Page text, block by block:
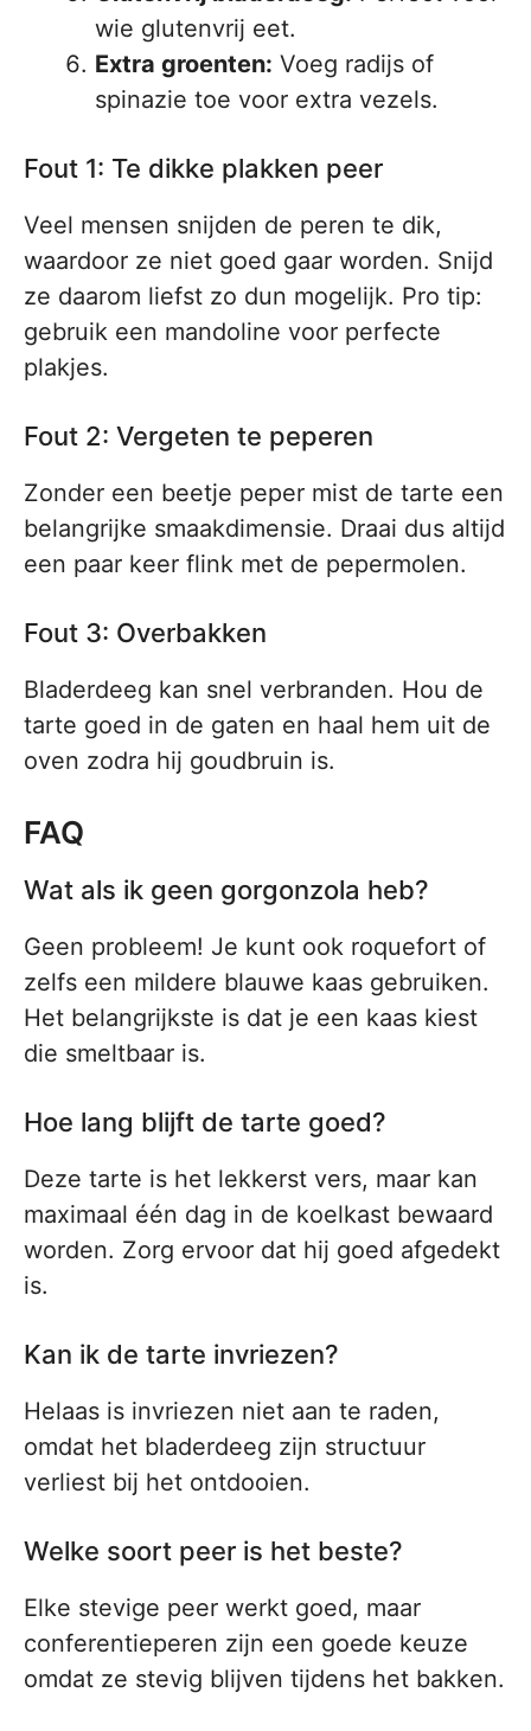
wie glutenvrij eet.
Extra groenten: Voeg radijs of
spinazie toe voor extra vezels.
Fout 1: Te dikke plakken peer
Veel mensen snijden de peren te dik,
waardoor ze niet goed gaar worden. Snijd
ze daarom liefst zo dun mogelijk. Pro tip:
gebruik een mandoline voor perfecte
plakjes.
Fout 2: Vergeten te peperen
Zonder een beetje peper mist de tarte een
belangrijke smaakdimensie. Draai dus altijd
een paar keer flink met de pepermolen.
Fout 3: Overbakken
Bladerdeeg kan snel verbranden. Hou de
tarte goed in de gaten en haal hem uit de
oven zodra hij goudbruin is.
FAQ
Wat als ik geen gorgonzola heb?
Geen probleem! Je kunt ook roquefort of
zelfs een mildere blauwe kaas gebruiken.
Het belangrijkste is dat je een kaas kiest
die smeltbaar is.
Hoe lang blijft de tarte goed?
Deze tarte is het lekkerst vers, maar kan
maximaal één dag in de koelkast bewaard
worden. Zorg ervoor dat hij goed afgedekt
is.
Kan ik de tarte invriezen?
Helaas is invriezen niet aan te raden,
omdat het bladerdeeg zijn structuur
verliest bij het ontdooien.
Welke soort peer is het beste?
Elke stevige peer werkt goed, maar
conferentieperen zijn een goede keuze
omdat ze stevig blijven tijdens het bakken.